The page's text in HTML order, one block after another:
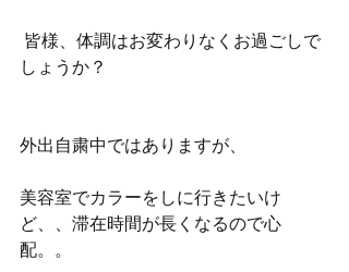
皆様、体調はお変わりなくお過ごしで
しょうか？
外出自粛中ではありますが、
美容室でカラーをしに行きたいけ
ど、、滞在時間が長くなるので心
配。。